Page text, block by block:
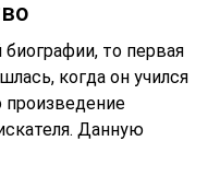
то первая
когда он учился
произведение
Данную